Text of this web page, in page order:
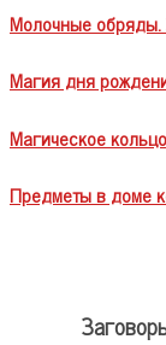
Молочные
Магия дня
Магическое
Предметы в доме